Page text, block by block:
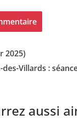
2025)
Villards :
aussi